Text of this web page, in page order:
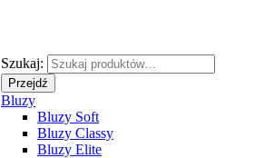
Szukaj:
Przejdź
Bluzy
Bluzy Soft
Bluzy Classy
Bluzy Elite